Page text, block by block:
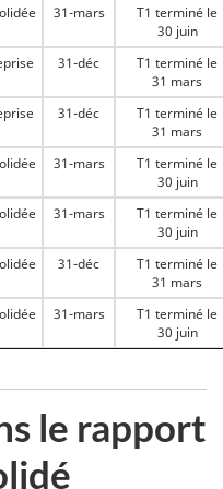
31-mars
T1 terminé le
30 juin
31-déc
T1 terminé le
31 mars
31-déc
T1 terminé le
31 mars
31-mars
T1 terminé le
30 juin
31-mars
T1 terminé le
30 juin
31-déc
T1 terminé le
31 mars
31-mars
T1 terminé le
30 juin
le rapport